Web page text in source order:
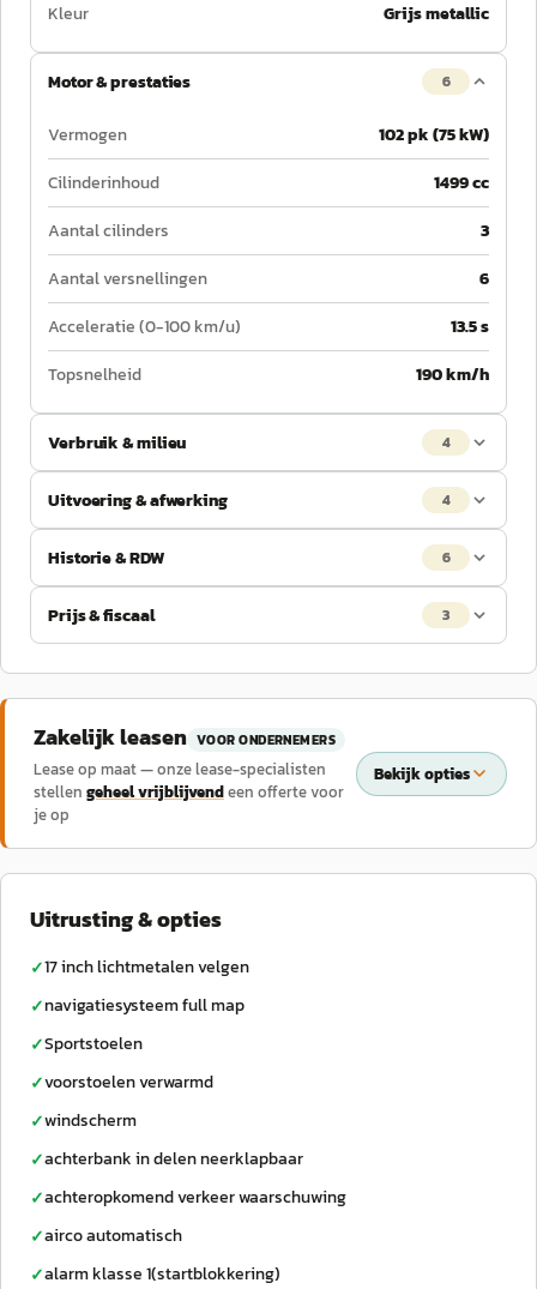
Kleur
Grijs metallic
Motor & prestaties 6
Vermogen
102 pk (75 kW)
Cilinderinhoud
1499 cc
Aantal cilinders
3
Aantal versnellingen
6
Acceleratie (0-100 km/u)
13.5 s
Topsnelheid
190 km/h
Verbruik & milieu 4
Uitvoering & afwerking 4
Historie & RDW 6
Prijs & fiscaal 3
Zakelijk leasen VOOR ONDERNEMERS
Lease op maat — onze lease-specialisten
stellen geheel vrijblijvendeen offerte voor
je op
Bekijk opties
Uitrusting & opties
✓17 inch lichtmetalen velgen
✓navigatiesysteem full map
✓Sportstoelen
✓voorstoelen verwarmd
✓windscherm
✓achterbank in delen neerklapbaar
✓achteropkomend verkeer waarschuwing
✓airco automatisch
✓alarm klasse 1(startblokkering)